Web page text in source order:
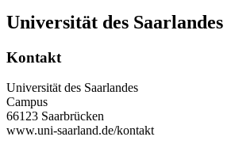
Universität des Saarlandes
Kontakt
Universität des Saarlandes
Campus
66123 Saarbrücken
www.uni-saarland.de/kontakt